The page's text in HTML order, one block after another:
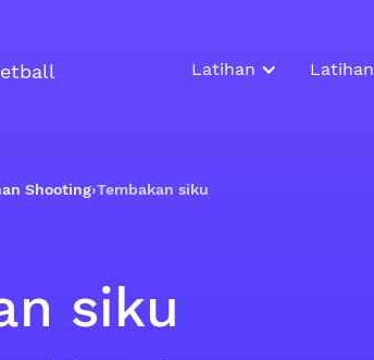
Latihan Latihan
Shooting›Tembakan siku
siku